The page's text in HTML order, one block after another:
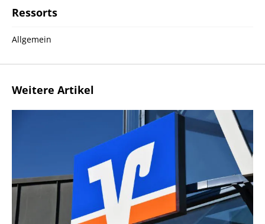
Ressorts
Allgemein
Weitere Artikel